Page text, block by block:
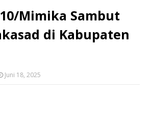
Mimika Sambut
di Kabupaten
Juni 18, 2025